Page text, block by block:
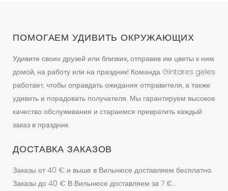
ПОМОГАЕМ УДИВИТЬ ОКРУЖАЮЩИХ
Удивите своих друзей или близких, отправив им цветы к ним
домой, на работу или на праздник! Команда Gintares geles
работает, чтобы оправдать ожидания отправителя, а также
удивить и порадовать получателя. Мы гарантируем высокое
качество обслуживания и стараемся превратить каждый
заказ в праздник.
ДОСТАВКА ЗАКАЗОВ
Заказы от 40 € и выше в Вильнюсе доставляем бесплатно.
Заказы до 40 € В Вильнюсе доставляем за 7 €..